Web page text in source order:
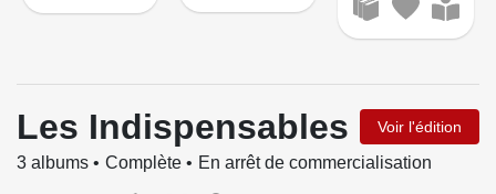
Les Indispensables Voir l'édition
3 albums Complète En arrêt de commercialisation